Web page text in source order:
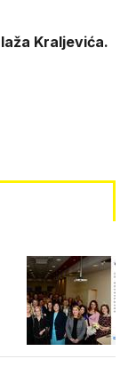
Kraljevića.